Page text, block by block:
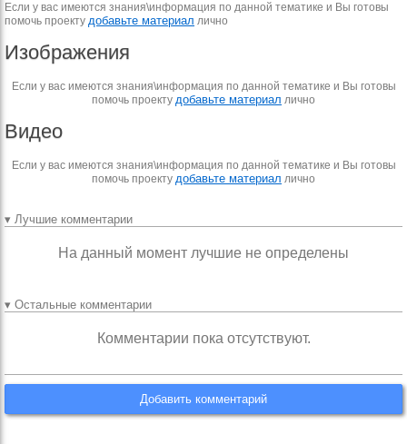
Если у вас имеются знания\информация по данной тематике и Вы готовы
помочь проекту добавьте материал лично
Изображения
Если у вас имеются знания\информация по данной тематике и Вы готовы
помочь проекту добавьте материал лично
Видео
Если у вас имеются знания\информация по данной тематике и Вы готовы
помочь проекту добавьте материал лично
▾ Лучшие комментарии
На данный момент лучшие не определены
▾ Остальные комментарии
Комментарии пока отсутствуют.
Добавить комментарий